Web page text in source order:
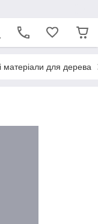
матеріали для дерева